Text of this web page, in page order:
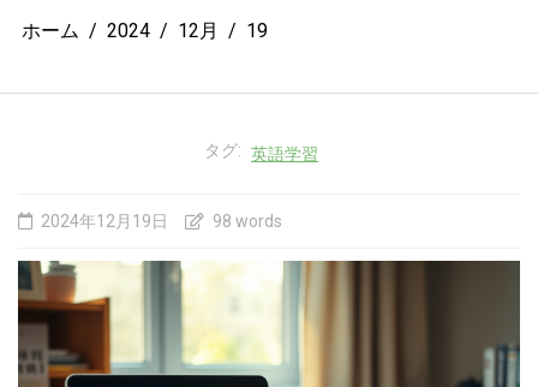
ホーム 2024 12月 19
タグ: 英語学習
2024年12月19日 98 words